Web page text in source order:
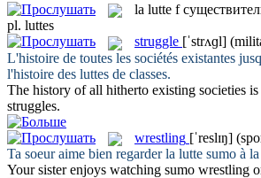
la lutte f
pl. luttes
struggle [ˈstrʌɡl]
L'histoire de toutes les sociétés existantes
l'histoire des luttes de classes.
The history of all hitherto existing societies
struggles.
wrestling [ˈreslɪŋ]
Ta soeur aime bien regarder la lutte sumo à
Your sister enjoys watching sumo wrestling